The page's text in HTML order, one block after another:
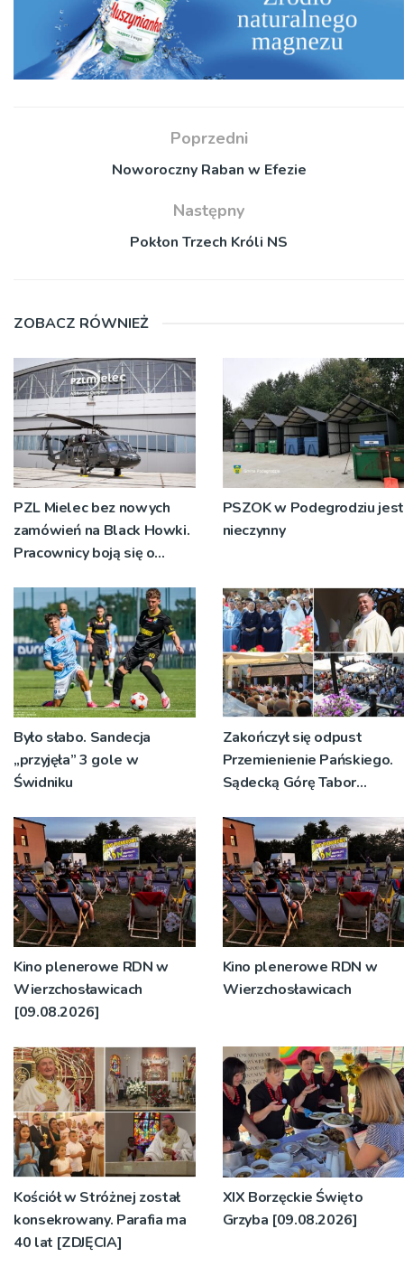
Poprzedni
Noworoczny Raban w Efezie
Następny
Pokłon Trzech Króli NS
ZOBACZ RÓWNIEŻ
PZL Mielec bez nowych
zamówień na Black Howki.
Pracownicy boją się o
PSZOK w Podegrodziu jest
nieczynny
Było słabo. Sandecja
„przyjęła” 3 gole w
Świdniku
Zakończył się odpust
Przemienienie Pańskiego.
Sądecką Górę Tabor
pielgrzymów
Kino plenerowe RDN w
Wierzchosławicach
[09.08.2026]
Kino plenerowe RDN w
Wierzchosławicach
Kościół w Stróżnej został
konsekrowany. Parafia ma
40 lat [ZDJĘCIA]
XIX Borzęckie Święto
Grzyba [09.08.2026]